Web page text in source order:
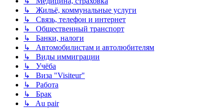
↳ Жильё, коммунальные услуги
↳ Связь, телефон и интернет
↳ Общественный транспорт
↳ Банки, налоги
↳ Автомобилистам и автолюбителям
↳ Виды иммиграции
↳ Учёба
↳ Виза "Visiteur"
↳ Работа
↳ Брак
↳ Au pair